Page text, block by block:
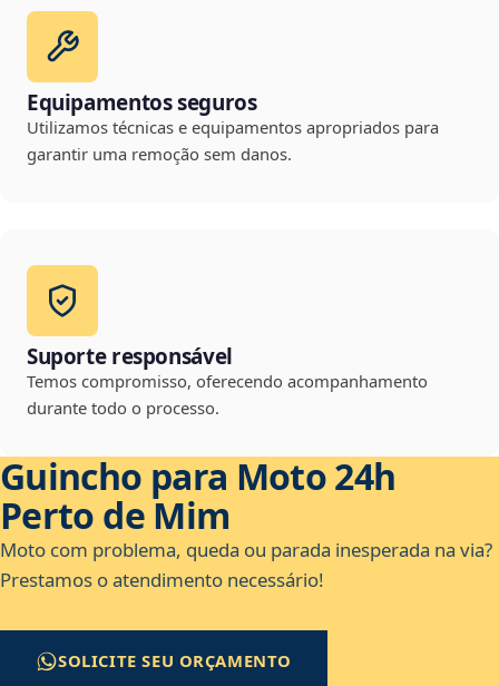
Equipamentos seguros
Utilizamos técnicas e equipamentos apropriados para
garantir uma remoção sem danos.
Suporte responsável
Temos compromisso, oferecendo acompanhamento
durante todo o processo.
Guincho para Moto 24h
Perto de Mim
Moto com problema, queda ou parada inesperada na via?
Prestamos o atendimento necessário!
SOLICITE SEU ORÇAMENTO